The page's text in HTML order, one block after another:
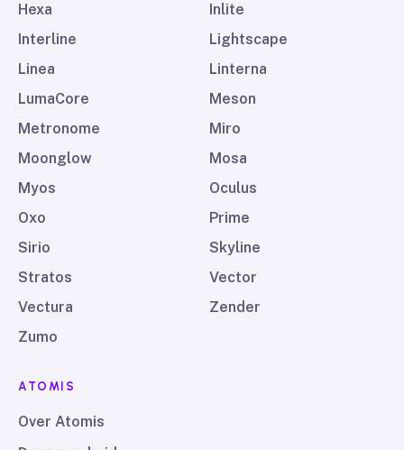
Hexa
Inlite
Interline
Lightscape
Linea
Linterna
LumaCore
Meson
Metronome
Miro
Moonglow
Mosa
Myos
Oculus
Oxo
Prime
Sirio
Skyline
Stratos
Vector
Vectura
Zender
Zumo
ATOMIS
Over Atomis